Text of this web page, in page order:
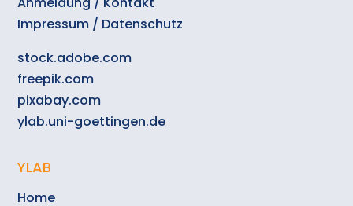
Impressum / Datenschutz
stock.adobe.com
freepik.com
pixabay.com
ylab.uni-goettingen.de
YLAB
Home